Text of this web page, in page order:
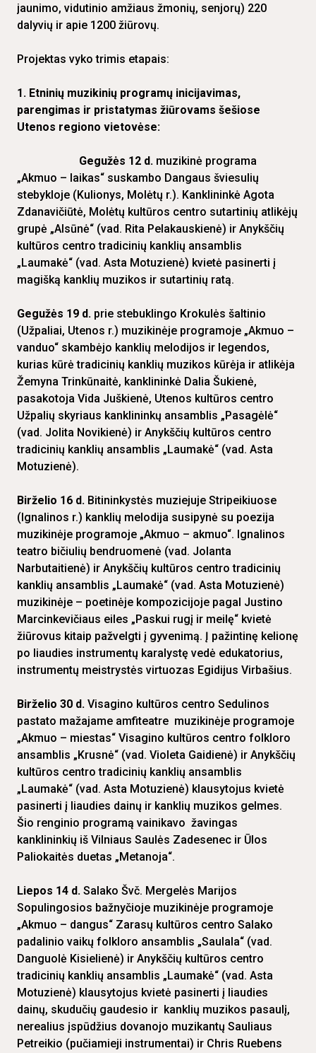
jaunimo, vidutinio amžiaus žmonių, senjorų) 220
dalyvių ir apie 1200 žiūrovų.
Projektas vyko trimis etapais:
1. Etninių muzikinių programų inicijavimas,
parengimas ir pristatymas žiūrovams šešiose
Utenos regiono vietovėse:
Gegužės 12 d. muzikinė programa
„Akmuo – laikas“ suskambo Dangaus šviesulių
stebykloje (Kulionys, Molėtų r.). Kanklininkė Agota
Zdanavičiūtė, Molėtų kultūros centro sutartinių atlikėjų
grupė „Alsūnė“ (vad. Rita Pelakauskienė) ir Anykščių
kultūros centro tradicinių kanklių ansamblis
„Laumakė“ (vad. Asta Motuzienė) kvietė pasinerti į
magišką kanklių muzikos ir sutartinių ratą.
Gegužės 19 d. prie stebuklingo Krokulės šaltinio
(Užpaliai, Utenos r.) muzikinėje programoje „Akmuo –
vanduo“ skambėjo kanklių melodijos ir legendos,
kurias kūrė tradicinių kanklių muzikos kūrėja ir atlikėja
Žemyna Trinkūnaitė, kanklininkė Dalia Šukienė,
pasakotoja Vida Juškienė, Utenos kultūros centro
Užpalių skyriaus kanklininkų ansamblis „Pasagėlė“
(vad. Jolita Novikienė) ir Anykščių kultūros centro
tradicinių kanklių ansamblis „Laumakė“ (vad. Asta
Motuzienė).
Birželio 16 d. Bitininkystės muziejuje Stripeikiuose
(Ignalinos r.) kanklių melodija susipynė su poezija
muzikinėje programoje „Akmuo – akmuo“. Ignalinos
teatro bičiulių bendruomenė (vad. Jolanta
Narbutaitienė) ir Anykščių kultūros centro tradicinių
kanklių ansamblis „Laumakė“ (vad. Asta Motuzienė)
muzikinėje – poetinėje kompozicijoje pagal Justino
Marcinkevičiaus eiles „Paskui rugį ir meilę“ kvietė
žiūrovus kitaip pažvelgti į gyvenimą. Į pažintinę kelionę
po liaudies instrumentų karalystę vedė edukatorius,
instrumentų meistrystės virtuozas Egidijus Virbašius.
Birželio 30 d. Visagino kultūros centro Sedulinos
pastato mažajame amfiteatre muzikinėje programoje
„Akmuo – miestas“ Visagino kultūros centro folkloro
ansamblis „Krusnė“ (vad. Violeta Gaidienė) ir Anykščių
kultūros centro tradicinių kanklių ansamblis
„Laumakė“ (vad. Asta Motuzienė) klausytojus kvietė
pasinerti į liaudies dainų ir kanklių muzikos gelmes.
Šio renginio programą vainikavo žavingas
kanklininkių iš Vilniaus Saulės Zadesenec ir Ūlos
Paliokaitės duetas „Metanoja“.
Liepos 14 d. Salako Švč. Mergelės Marijos
Sopulingosios bažnyčioje muzikinėje programoje
„Akmuo – dangus“ Zarasų kultūros centro Salako
padalinio vaikų folkloro ansamblis „Saulala“ (vad.
Danguolė Kisielienė) ir Anykščių kultūros centro
tradicinių kanklių ansamblis „Laumakė“ (vad. Asta
Motuzienė) klausytojus kvietė pasinerti į liaudies
dainų, skudučių gaudesio ir kanklių muzikos pasaulį,
nerealius įspūdžius dovanojo muzikantų Sauliaus
Petreikio (pučiamieji instrumentai) ir Chris Ruebens